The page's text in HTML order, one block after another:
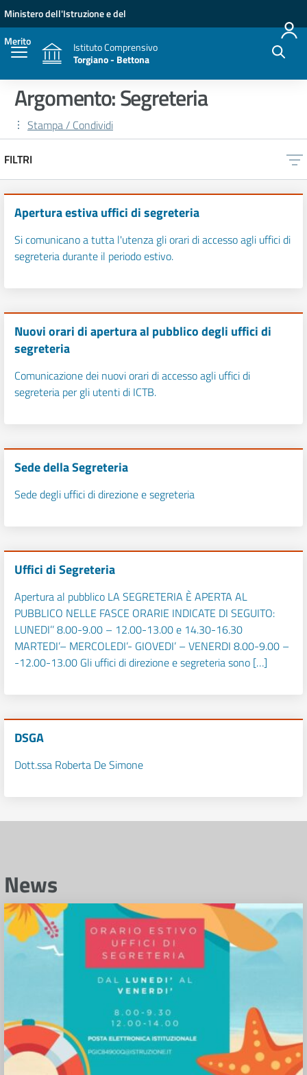
Vai ai contenuti
Vai al menu di navigazione
Vai al footer
Ministero dell'Istruzione e del
Merito
Istituto Comprensivo
Torgiano - Bettona
Argomento: Segreteria
Stampa / Condividi
FILTRI
Apertura estiva uffici di segreteria
Si comunicano a tutta l'utenza gli orari di accesso agli uffici di
segreteria durante il periodo estivo.
Nuovi orari di apertura al pubblico degli uffici di
segreteria
Comunicazione dei nuovi orari di accesso agli uffici di
segreteria per gli utenti di ICTB.
Sede della Segreteria
Sede degli uffici di direzione e segreteria
Uffici di Segreteria
Apertura al pubblico LA SEGRETERIA È APERTA AL
PUBBLICO NELLE FASCE ORARIE INDICATE DI SEGUITO:
LUNEDI’’ 8.00-9.00 – 12.00-13.00 e 14.30-16.30
MARTEDI’– MERCOLEDI’- GIOVEDI’ – VENERDI 8.00-9.00 –
-12.00-13.00 Gli uffici di direzione e segreteria sono […]
DSGA
Dott.ssa Roberta De Simone
News